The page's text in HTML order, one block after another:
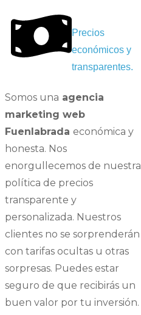
Precios
económicos y
transparentes.
Somos una agencia
marketing web
Fuenlabrada económica y
honesta. Nos
enorgullecemos de nuestra
política de precios
transparente y
personalizada. Nuestros
clientes no se sorprenderán
con tarifas ocultas u otras
sorpresas. Puedes estar
seguro de que recibirás un
buen valor por tu inversión.